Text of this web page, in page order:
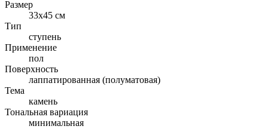
Размер
33x45 см
Тип
ступень
Применение
пол
Поверхность
лаппатированная (полуматовая)
Тема
камень
Тональная вариация
минимальная